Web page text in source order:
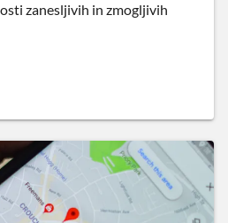
zanesljivih in zmogljivih